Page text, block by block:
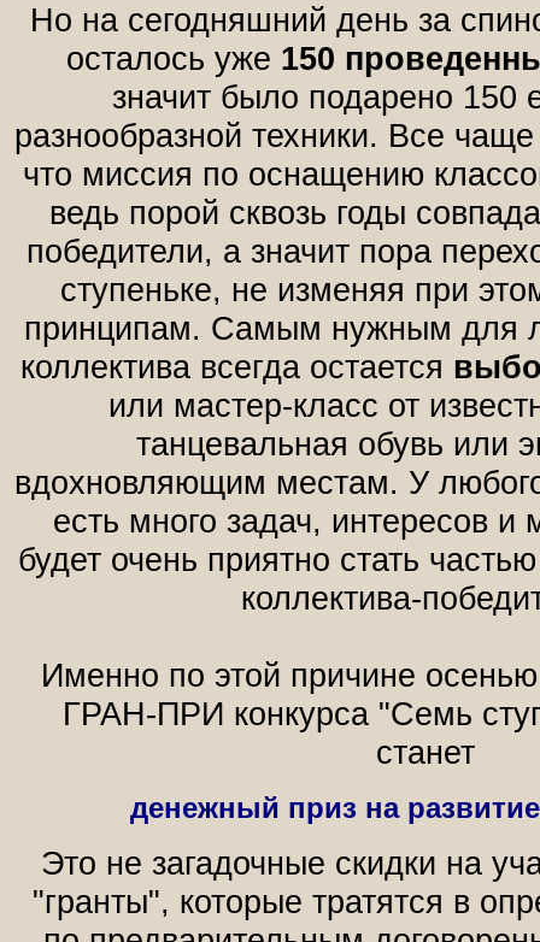
Но на сегодняшний день за
осталось уже 150
значит было подарено 150
разнообразной техники. Все
что миссия по оснащению
ведь порой сквозь годы
победители, а значит пора
ступеньке, не изменяя при
принципам. Самым нужным для
коллектива всегда остается
или мастер-класс от
танцевальная обувь или
вдохновляющим местам. У
есть много задач, интересов
будет очень приятно стать
коллектива-
Именно по этой причине
ГРАН-ПРИ конкурса "Семь
станет
денежный приз на
Это не загадочные скидки на
"гранты", которые тратятся в